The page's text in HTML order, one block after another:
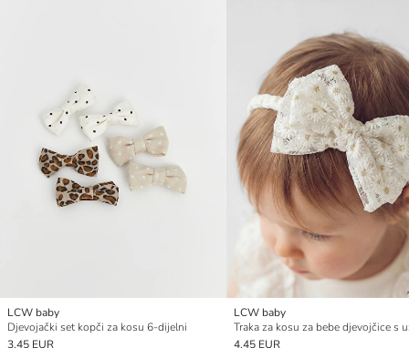
LCW baby
Djevojački set kopči za kosu 6-dijelni
3.45 EUR
LCW baby
4.45 EUR